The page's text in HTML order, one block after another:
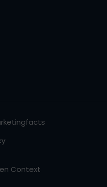
Context